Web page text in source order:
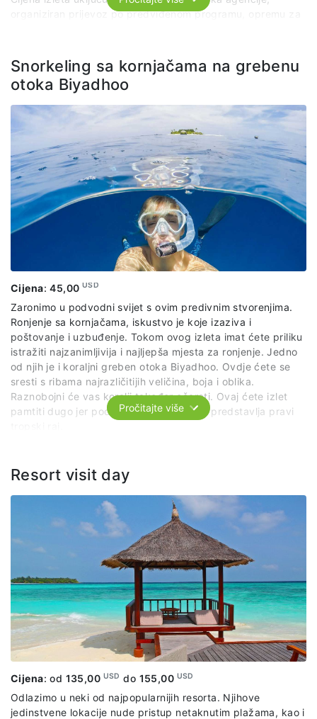
organiziran prijevoz po predviđenom programu, opremu za
Snorkeling sa kornjačama na grebenu
otoka Biyadhoo
Cijena:45,00 USD
Zaronimo u podvodni svijet s ovim predivnim stvorenjima.
Ronjenje sa kornjačama, iskustvo je koje izaziva i
poštovanje i uzbuđenje. Tokom ovog izleta imat ćete priliku
istražiti najzanimljivija i najljepša mjesta za ronjenje. Jedno
od njih je i koraljni greben otoka Biyadhoo. Ovdje ćete se
sresti s ribama najrazličitijih veličina, boja i oblika.
Raznobojni će vas koralji također očarati. Ovaj ćete izlet
pamtiti dugo jer podvodni svijet Maldiva predstavlja pravi
predstavnika agencije i lokalnog vodiča, opremu za
ronjenje.
Pročitajte više
Resort visit day
Cijena: od 135,00 USD do 155,00 USD
Odlazimo u neki od najpopularnijih resorta. Njihove
jedinstvene lokacije nude pristup netaknutim plažama, kao i